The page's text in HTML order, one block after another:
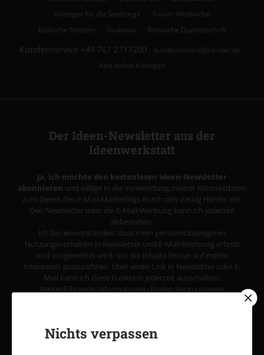
Anzeiger für die Seelsorge
Forum Weltkirche
Biblische Notizen
Diakonia Römische Quartalschrift
Kundenservice +49 761 2717200
kundenservice@herder.de
Abo online kündigen
Der Ideen-Newsletter aus der
Ideenwerkstatt
Ja, ich möchte den kostenlosen Ideen-Newsletter
abonnieren und willige in die Verwendung meiner Kontaktdaten
zum Zweck des E-Mail-Marketings durch den Verlag Herder ein.
Den Newsletter oder die E-Mail-Werbung kann ich jederzeit
abbestellen.
Ich bin einverstanden, dass mein personenbezogenes
Nutzungsverhalten in Newsletter und E-Mail-Werbung erfasst
und ausgewertet wird, um die Inhalte besser auf meine
Interessen auszurichten. Über einen Link in Newsletter oder E-
Mail kann ich diese Funktion jederzeit ausschalten.
Weiterführende Informationen finden Sie in unseren
Nichts verpassen